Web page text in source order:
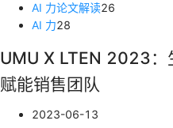
AI 力论文解读26
AI 力28
UMU X LTEN 2023：
赋能销售团队
2023-06-13